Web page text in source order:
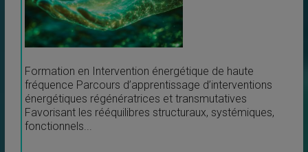
Formation en Intervention énergétique de haute
fréquence Parcours d’apprentissage d’interventions
énergétiques régénératrices et transmutatives
Favorisant les rééquilibres structuraux, systémiques,
fonctionnels...